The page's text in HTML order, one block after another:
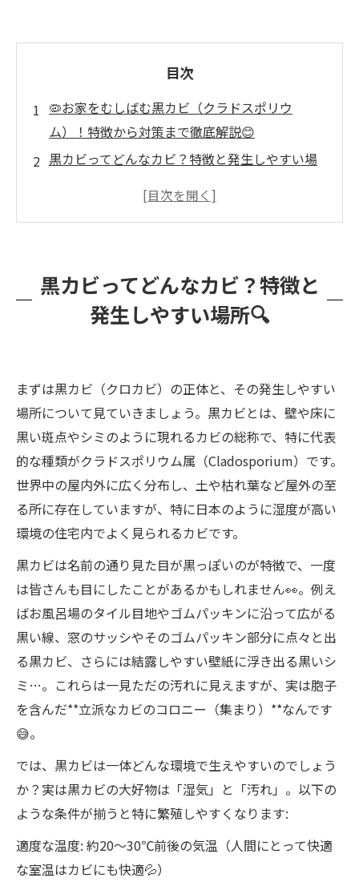
目次
🦠お家をむしばむ黒カビ（クラドスポリウ
ム）！特徴から対策まで徹底解説😊
黒カビってどんなカビ？特徴と発生しやすい場
黒カビがもたらす健康への影響⚠️
なぜ黒カビは再発するの？見落としがちな根本
る対応😊
まとめ：黒カビの不安はプロと一緒に解決しま
しょう！😊
黒カビってどんなカビ？特徴と
発生しやすい場所🔍
まずは黒カビ（クロカビ）の正体と、その発生しやすい
場所について見ていきましょう。黒カビとは、壁や床に
黒い斑点やシミのように現れるカビの総称で、特に代表
的な種類がクラドスポリウム属（Cladosporium）です。
世界中の屋内外に広く分布し、土や枯れ葉など屋外の至
る所に存在していますが、特に日本のように湿度が高い
環境の住宅内でよく見られるカビです。
黒カビは名前の通り見た目が黒っぽいのが特徴で、一度
は皆さんも目にしたことがあるかもしれません👀。例え
ばお風呂場のタイル目地やゴムパッキンに沿って広がる
黒い線、窓のサッシやそのゴムパッキン部分に点々と出
る黒カビ、さらには結露しやすい壁紙に浮き出る黒いシ
ミ…。これらは一見ただの汚れに見えますが、実は胞子
を含んだ**立派なカビのコロニー（集まり）**なんです
😅。
では、黒カビは一体どんな環境で生えやすいのでしょう
か？実は黒カビの大好物は「湿気」と「汚れ」。以下の
ような条件が揃うと特に繁殖しやすくなります:
適度な温度: 約20～30℃前後の気温（人間にとって快適
な室温はカビにも快適💦）